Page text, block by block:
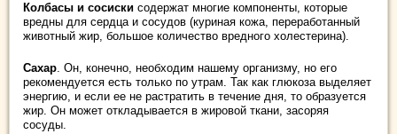
Колбасы и сосиски содержат многие компоненты, которые
вредны для сердца и сосудов (куриная кожа, переработанный
животный жир, большое количество вредного холестерина).
Сахар. Он, конечно, необходим нашему организму, но его
рекомендуется есть только по утрам. Так как глюкоза выделяет
энергию, и если ее не растратить в течение дня, то образуется
жир. Он может откладывается в жировой ткани, засоряя
сосуды.